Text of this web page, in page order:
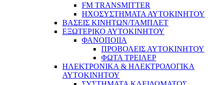
FM TRANSMITTER
ΗΧΟΣΥΣΤΗΜΑΤΑ ΑΥΤΟΚΙΝΗΤΟΥ
ΒΑΣΕΙΣ ΚΙΝΗΤΩΝ/ΤΑΜΠΛΕΤ
ΕΞΩΤΕΡΙΚΟ ΑΥΤΟΚΙΝΗΤΟΥ
ΦΑΝΟΠΟΙΙΑ
ΠΡΟΒΟΛΕΙΣ ΑΥΤΟΚΙΝΗΤΟΥ
ΦΩΤΑ ΤΡΕΙΛΕΡ
ΗΛΕΚΤΡΟΝΙΚΑ & ΗΛΕΚΤΡΟΛΟΓΙΚΑ
ΑΥΤΟΚΙΝΗΤΟΥ